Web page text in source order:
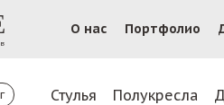
О нас Портфолио
Стулья Полукресла